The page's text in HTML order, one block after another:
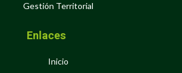
Gestión Territorial
Enlaces
Inicio